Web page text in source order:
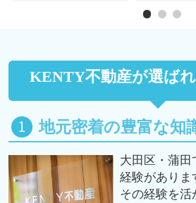
KENTY不動産が選ば
地元密着の豊富な知
大田区・蒲田
経験がありま
その経験を活